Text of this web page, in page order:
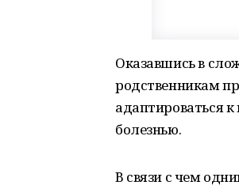
Оказавшись в
родственникам
адаптироваться
болезнью.
В связи с чем